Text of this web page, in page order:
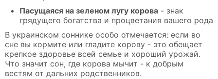
Пасущаяся на зеленом лугу корова - знак
грядущего богатства и процветания вашего рода
В украинском соннике особо отмечается: если во
сне вы кормите или гладите корову - это обещает
крепкое здоровье всей семье и хороший урожай.
Что значит сон, где корова мычит - к добрым
вестям от дальних родственников.